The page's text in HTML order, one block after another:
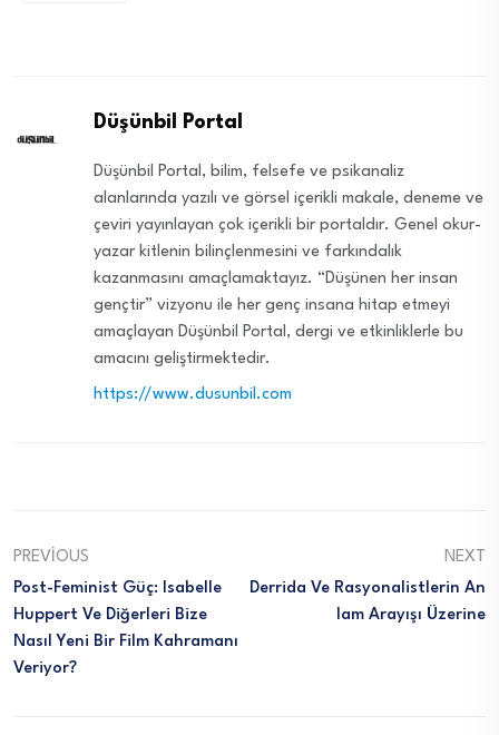
Düşünbil Portal
Düşünbil Portal, bilim, felsefe ve psikanaliz
alanlarında yazılı ve görsel içerikli makale, deneme ve
çeviri yayınlayan çok içerikli bir portaldır. Genel okur-
yazar kitlenin bilinçlenmesini ve farkındalık
kazanmasını amaçlamaktayız. “Düşünen her insan
gençtir” vizyonu ile her genç insana hitap etmeyi
amaçlayan Düşünbil Portal, dergi ve etkinliklerle bu
amacını geliştirmektedir.
https://www.dusunbil.com
PREVIOUS
Post-Feminist Güç: Isabelle
Huppert Ve Diğerleri Bize
Nasıl Yeni Bir Film Kahramanı
Veriyor?
NEXT
Derrida Ve Rasyonalistlerin An
Lam Arayışı Üzerine